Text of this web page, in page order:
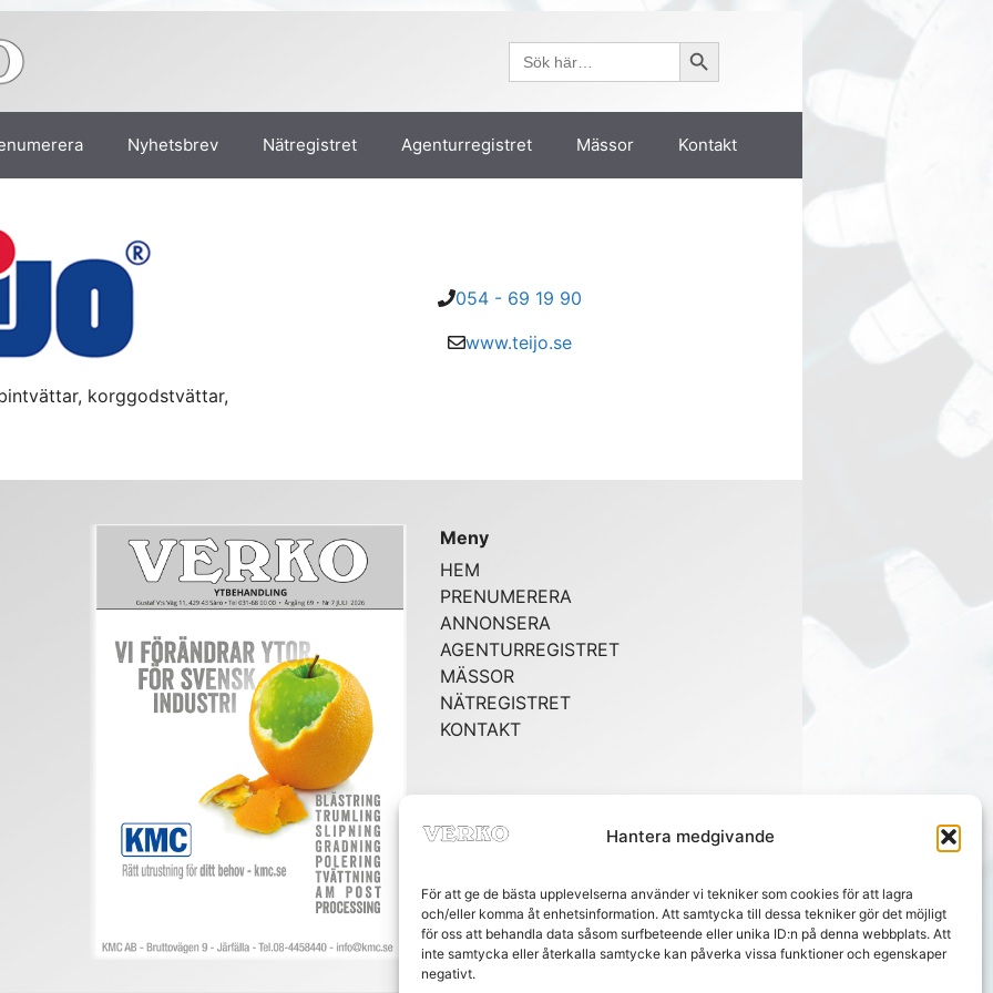
Hantera medgivande
För att ge de bästa upplevelserna använder vi tekniker som cookies för att lagra
och/eller komma åt enhetsinformation. Att samtycka till dessa tekniker gör det möjligt
för oss att behandla data såsom surfbeteende eller unika ID:n på denna webbplats. Att
inte samtycka eller återkalla samtycke kan påverka vissa funktioner och egenskaper
negativt.
Sök
efter:
Sökknapp
Nyhetsbrev Nätregistret Agenturregistret Mässor Kontakt
korggodstvättar,
054 - 69 19 90
www.teijo.se
Meny
HEM
PRENUMERERA
ANNONSERA
AGENTURREGISTRET
MÄSSOR
NÄTREGISTRET
KONTAKT